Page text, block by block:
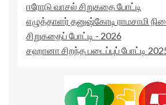
ஈரோடு வாசல் சிறுகதை போட்டி
எழுத்தாளர் தனுஷ்கோடி ராமசாமி
சிறுகதைப் போட்டி - 2026
சஹானா சிறந்த படைப்புப் போட்டி